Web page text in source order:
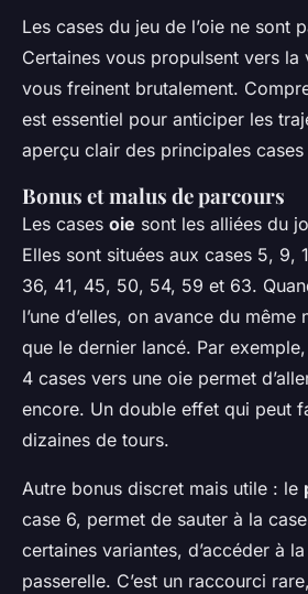
Les cases du jeu de l’oie ne sont
Certaines vous propulsent vers
vous freinent brutalement.
est essentiel pour anticiper les
aperçu clair des principales cases
Bonus et malus de parcours
Les cases oie sont les alliées du
Elles sont situées aux cases 5, 9,
36, 41, 45, 50, 54, 59 et 63.
l’une d’elles, on avance du
que le dernier lancé. Par
4 cases vers une oie permet
encore. Un double effet qui peut
dizaines de tours.
Autre bonus discret mais utile : le
case 6, permet de sauter à la
certaines variantes, d’accéder à
passerelle. C’est un raccourci